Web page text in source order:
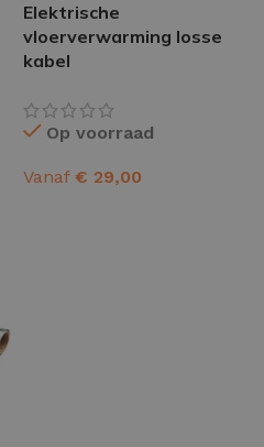
Elektrische
vloerverwarming losse
kabel
Op voorraad
Vanaf € 29,00